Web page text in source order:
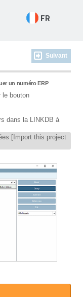
FR
Suivant
un numéro ERP
le bouton
dans la LINKDB à
[Import this project